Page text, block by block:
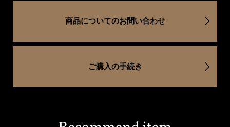
商品についてのお問い合わせ
ご購入の手続き